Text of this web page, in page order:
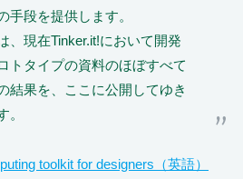
手段を提供します。
、現在Tinker.it!において開発
トタイプの資料のほぼすべて
結果を、ここに公開してゆき
。
toolkit for designers（英語）